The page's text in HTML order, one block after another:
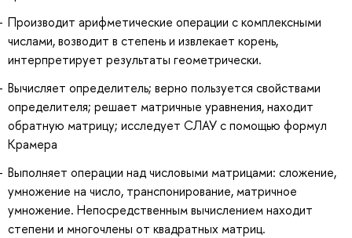
Производит арифметические операции с комплексными
числами, возводит в степень и извлекает корень,
интерпретирует результаты геометрически.
Вычисляет определитель; верно пользуется свойствами
определителя; решает матричные уравнения, находит
обратную матрицу; исследует СЛАУ с помощью формул
Крамера
Выполняет операции над числовыми матрицами: сложение,
умножение на число, транспонирование, матричное
умножение. Непосредственным вычислением находит
степени и многочлены от квадратных матриц.